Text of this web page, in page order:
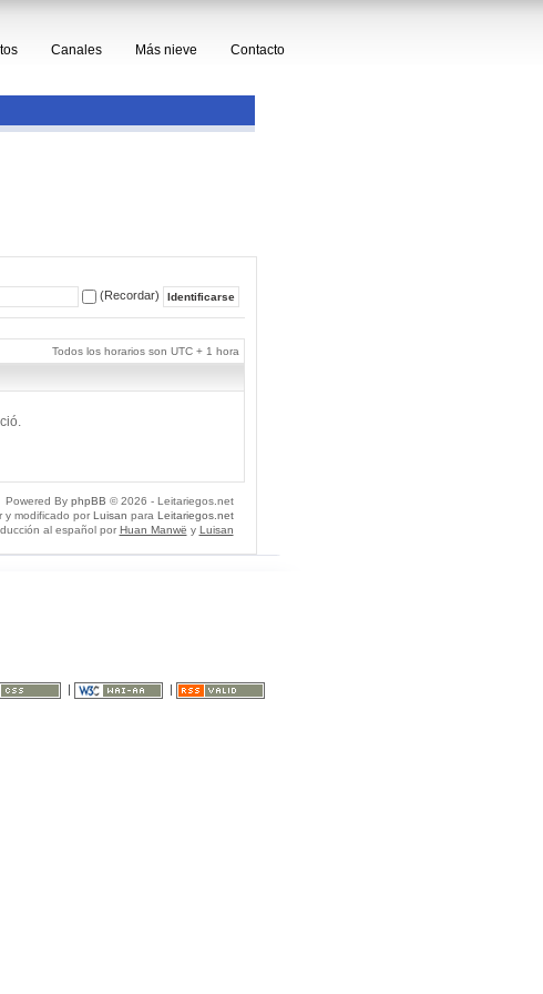
Canales Más nieve Contacto
(Recordar)
Todos los horarios son UTC + 1 hora
Powered By phpBB © 2026 - Leitariegos.net
y modificado por Luisan para Leitariegos.net
al español por Huan Manwë y Luisan